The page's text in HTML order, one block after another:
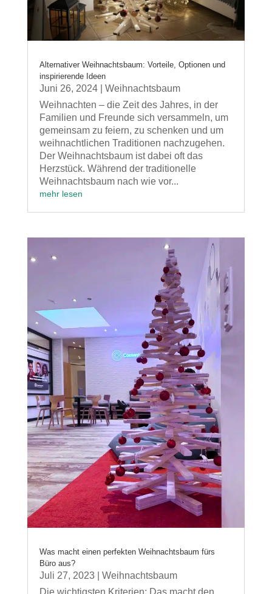
Alternativer Weihnachtsbaum: Vorteile, Optionen und
inspirierende Ideen
Juni 26, 2024| Weihnachtsbaum
Weihnachten – die Zeit des Jahres, in der
Familien und Freunde sich versammeln, um
gemeinsam zu feiern, zu schenken und um
weihnachtlichen Traditionen nachzugehen.
Der Weihnachtsbaum ist dabei oft das
Herzstück. Während der traditionelle
Weihnachtsbaum nach wie vor...
mehr lesen
Was macht einen perfekten Weihnachtsbaum fürs
Büro aus?
Juli 27, 2023| Weihnachtsbaum
Die wichtigsten Kriterien: Das macht den